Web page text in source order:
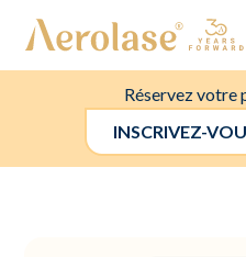
Réservez votre
INSCRIVEZ-